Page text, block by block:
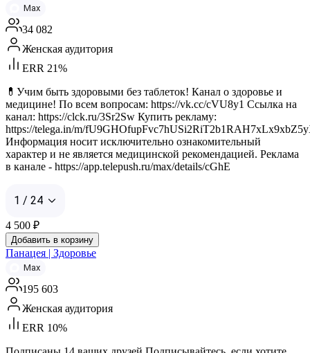
Max
34 082
Женская аудитория
ERR 21%
💊Учим быть здоровыми без таблеток! Канал о здоровье и
медицине! По всем вопросам: https://vk.cc/cVU8y1 Ссылка на
канал: https://clck.ru/3Sr2Sw Купить рекламу:
https://telega.in/m/
Информация носит исключительно ознакомительный
характер и не является медицинской рекомендацией. Реклама
в канале - https://app.telepush.ru/max/details/cGhE
1 / 24
4 500 ₽
Добавить в корзину
Панацея | Здоровье
Max
195 603
Женская аудитория
ERR 10%